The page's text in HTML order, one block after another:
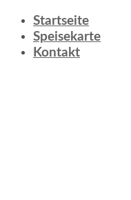
Startseite
Speisekarte
Kontakt